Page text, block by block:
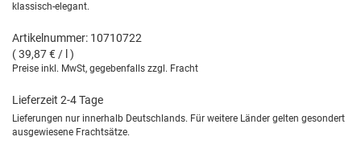
klassisch-elegant.
Artikelnummer: 10710722
( 39,87 € / l )
Preise inkl. MwSt, gegebenfalls zzgl. Fracht
Lieferzeit 2-4 Tage
Lieferungen nur innerhalb Deutschlands. Für weitere Länder gelten gesondert
ausgewiesene Frachtsätze.